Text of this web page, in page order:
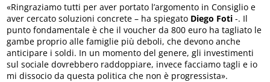
«Ringraziamo tutti per aver portato l’argomento in Consiglio e
aver cercato soluzioni concrete – ha spiegato Diego Foti -. Il
punto fondamentale è che il voucher da 800 euro ha tagliato le
gambe proprio alle famiglie più deboli, che devono anche
anticipare i soldi. In un momento del genere, gli investimenti
sul sociale dovrebbero raddoppiare, invece facciamo tagli e io
mi dissocio da questa politica che non è progressista».